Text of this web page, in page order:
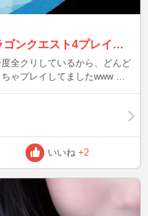
昨晩は眠れなかったので、ドラゴンクエスト4プレイしたら
ゃプレイしてましたwww そ
ようとしたんだかわかんなく
いいね +2